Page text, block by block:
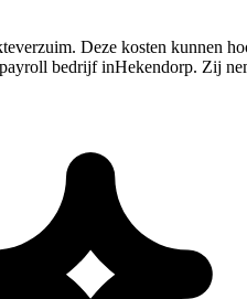
Deze kosten kunnen
bedrijf inHekendorp. Zij